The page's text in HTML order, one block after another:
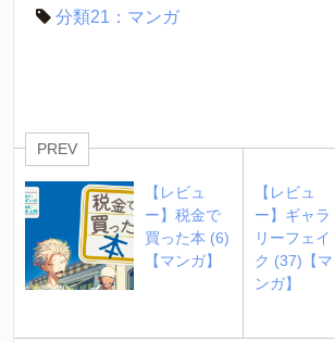
分類21：マンガ
PREV
【レビュ
ー】税金で
買った本 (6)
【マンガ】
【レビュ
ー】ギャラ
リーフェイ
ク (37)【マ
ンガ】